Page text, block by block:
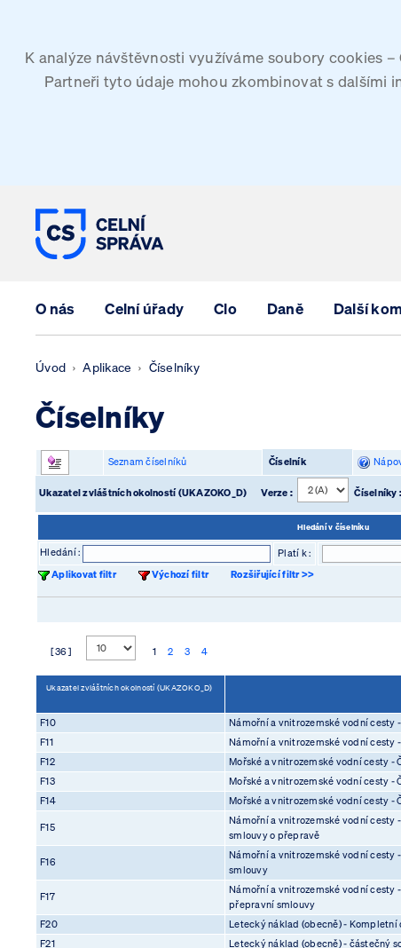
K analýze návštěvnosti využíváme soubory cookies
Partneři tyto údaje mohou zkombinovat s dalšími
O nás Celní úřady Clo Daně Další
Úvod Aplikace Číselníky
Číselníky
Seznam číselníků Číselník
Ukazatel zvláštních okolností (UKAZOKO_D) Verze : Číselníky :
Hledání v číselníku
Hledání :
Platí k :
Aplikovat filtr
Výchozí filtr Rozšiřující filtr >>
[ 36 ] 1 2 3 4
Ukazatel zvláštních okolností (UKAZOKO_D)
F10 Námořní a vnitrozemské vodní
F11
Námořní a vnitrozemské vodní cesty
F12
Mořské a vnitrozemské vodní cesty -
F13
Mořské a vnitrozemské vodní cesty -
F14
Mořské a vnitrozemské vodní cesty -
F15
Námořní a vnitrozemské vodní cesty
smlouvy o přepravě
F16
Námořní a vnitrozemské vodní cesty
smlouvy
F17
Námořní a vnitrozemské vodní cesty
přepravní smlouvy
F20 Letecký náklad (obecně) -
F21
Letecký náklad (obecně) - částečný